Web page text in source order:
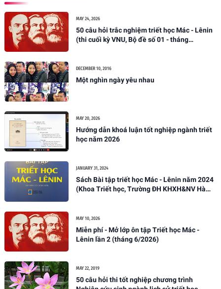
MAY 24, 2026
50 câu hỏi trắc nghiệm triết học Mác - Lênin
(thi cuối kỳ VNU, Bộ đề số 01 - tháng
DECEMBER 10, 2016
Một nghìn ngày yêu nhau
MAY 20, 2026
Hướng dẫn khoá luận tốt nghiệp ngành triết
học năm 2026
JANUARY 31, 2024
Sách Bài tập triết học Mác - Lênin năm 2024
(Khoa Triết học, Trường ĐH KHXH&NV Hà
MAY 10, 2026
Miễn phí - Mở lớp ôn tập Triết học Mác -
Lênin lần 2 (tháng 6/2026)
MAY 22, 2019
50 câu hỏi thi tốt nghiệp chương trình